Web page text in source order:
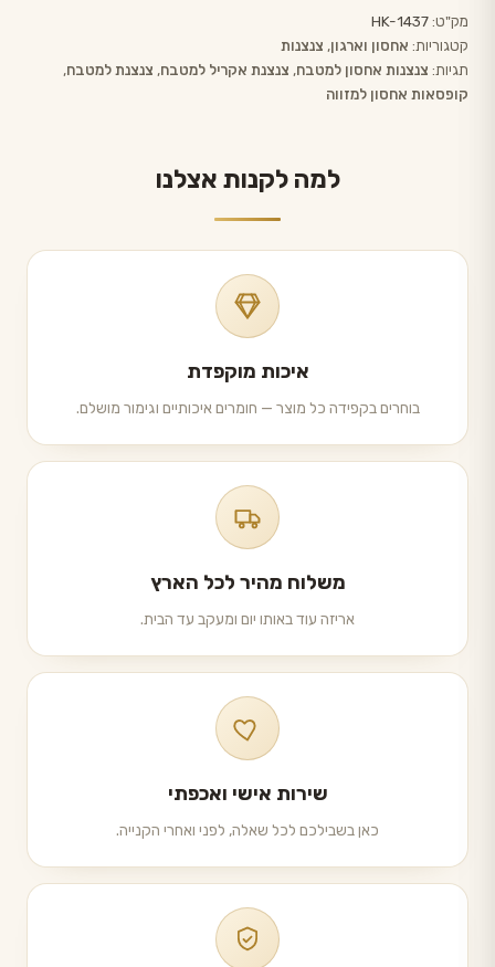
מק"ט:HK-1437
קטגוריות: אחסון וארגון, צנצנות
תגיות: צנצנות אחסון למטבח, צנצנת אקריל למטבח, צנצנת למטבח,
קופסאות אחסון למזווה
למה לקנות אצלנו
איכות מוקפדת
בוחרים בקפידה כל מוצר — חומרים איכותיים וגימור מושלם.
משלוח מהיר לכל הארץ
אריזה עוד באותו יום ומעקב עד הבית.
שירות אישי ואכפתי
כאן בשבילכם לכל שאלה, לפני ואחרי הקנייה.